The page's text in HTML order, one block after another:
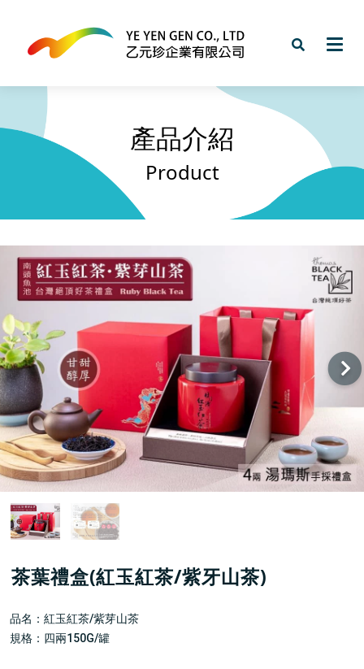
產品介紹
Product
茶葉禮盒(紅玉紅茶/紫牙山茶)
品名：紅玉紅茶/紫芽山茶
規格：四兩150G/罐